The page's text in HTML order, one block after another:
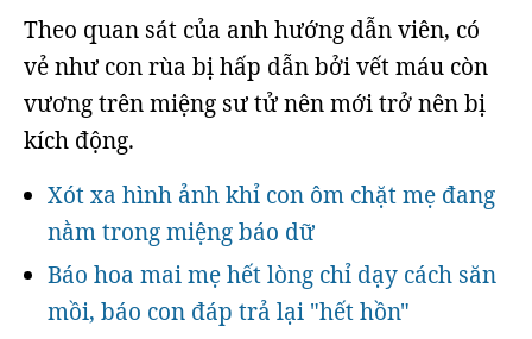
Theo quan sát của anh hướng dẫn viên, có
vẻ như con rùa bị hấp dẫn bởi vết máu còn
vương trên miệng sư tử nên mới trở nên bị
kích động.
Xót xa hình ảnh khỉ con ôm chặt mẹ đang
nằm trong miệng báo dữ
Báo hoa mai mẹ hết lòng chỉ dạy cách săn
mồi, báo con đáp trả lại "hết hồn"